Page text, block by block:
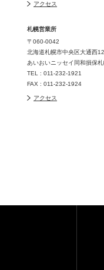
アクセス
札幌営業所
〒060-0042
北海道札幌市中央区大通西
あいおいニッセイ同和損保
TEL : 011-232-1921
FAX : 011-232-1924
アクセス